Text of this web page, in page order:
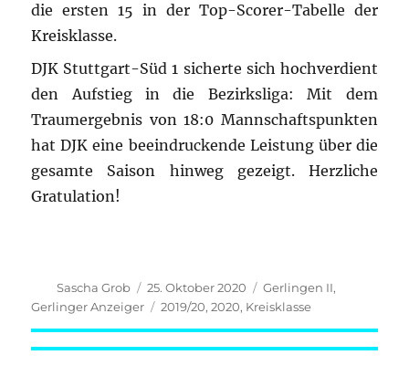
die ersten 15 in der Top-Scorer-Tabelle der
Kreisklasse.
DJK Stuttgart-Süd 1 sicherte sich hochverdient
den Aufstieg in die Bezirksliga: Mit dem
Traumergebnis von 18:0 Mannschaftspunkten
hat DJK eine beeindruckende Leistung über die
gesamte Saison hinweg gezeigt. Herzliche
Gratulation!
Autor
Sascha Grob
Veröffentlicht
am
25. Oktober 2020 Kategorien
Gerlingen II,
Gerlinger Anzeiger
Schlagwörter
2019/20,2020, Kreisklasse